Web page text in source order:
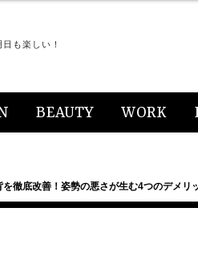
も楽しい！
BEAUTY WORK
を徹底改善！姿勢の悪さが生む4つのデメリ